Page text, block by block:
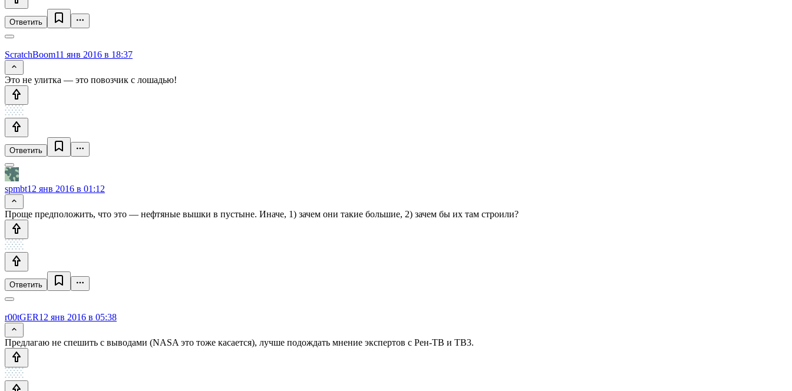
Ответить
ScratchBoom11 янв 2016 в 18:37
Это не улитка — это повозчик с лошадью!
Ответить
spmbt12 янв 2016 в 01:12
Проще предположить, что это — нефтяные вышки в пустыне. Иначе, 1) зачем они такие большие, 2) зачем бы их там строили?
Ответить
r00tGER12 янв 2016 в 05:38
Предлагаю не спешить с выводами (NASA это тоже касается), лучше подождать мнение экспертов с Рен-ТВ и ТВ3.